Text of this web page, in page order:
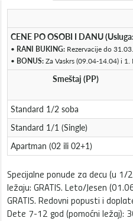
CENE PO OSOBI I DANU
• RANI BUKING:Rezervacije do
• BONUS:Za Vaskrs (09.04-14.04) i
Smeštaj (PP)
Standard 1/2 soba
Standard 1/1 (Single)
Apartman (02 ili 02+1)
Specijalne ponude za decu (u 1/
ležaju: GRATIS. Leto/Jesen
GRATIS. Redovni popusti i
Dete 7-12 god (pomoćni ležaj):